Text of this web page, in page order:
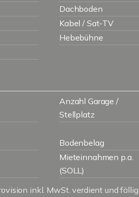
Dachboden
Kabel / Sat-TV
Hebebühne
Anzahl Garage /
Stellplatz
Bodenbelag
Mieteinnahmen p.a.
(SOLL)
inkl. MwSt. verdient und